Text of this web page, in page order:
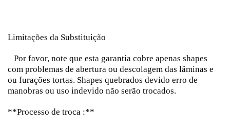
Limitações da Substituição
Por favor, note que esta garantia cobre apenas shapes
com problemas de abertura ou descolagem das lâminas e
ou furações tortas. Shapes quebrados devido erro de
manobras ou uso indevido não serão trocados.
**Processo de troca :**